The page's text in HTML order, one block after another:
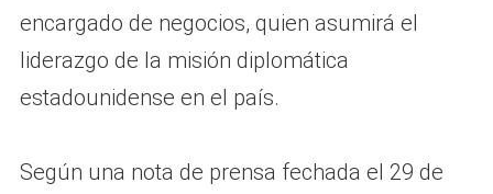
encargado de negocios, quien asumirá el
liderazgo de la misión diplomática
estadounidense en el país.
Según una nota de prensa fechada el 29 de